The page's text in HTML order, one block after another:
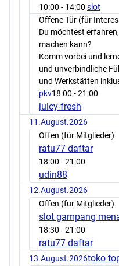
10:00 - 14:00 slot
Offene Tür (für
Du möchtest
machen kann?
Komm vorbei und
und unverbindliche
und Werkstätten
pkv18:00 - 21:00
juicy-fresh
11.August.2026
Offen (für Mitglieder)
ratu77 daftar
18:00 - 21:00
udin88
12.August.2026
Offen (für Mitglieder)
slot gampang
18:30 - 21:00
ratu77 daftar
13.August.2026toko